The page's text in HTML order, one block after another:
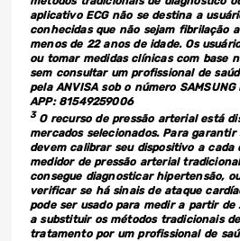
aplicativo ECG não se destina a
conhecidas que não sejam fibrilação
menos de 22 anos de idade. Os
ou tomar medidas clínicas com base
sem consultar um profissional de
pela ANVISA sob o número SAMSUNG
APP: 81549259006
3 O recurso de pressão arterial está
mercados selecionados. Para garantir
devem calibrar seu dispositivo a cada
medidor de pressão arterial
consegue diagnosticar hipertensão,
verificar se há sinais de ataque
pode ser usado para medir a partir de
a substituir os métodos tradicionais
tratamento por um profissional de